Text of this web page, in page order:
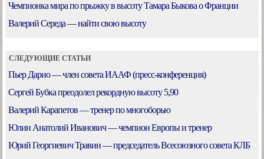
Чемпионка мира по прыжку в высоту Тамара Быкова о Франции
Валерий Середа — найти свою высоту
СЛЕДУЮЩИЕ СТАТЬИ
Пьер Дарио — член совета ИААФ (пресс-конференция)
Сергей Бубка преодолел рекордную высоту 5,90
Валерий Карапетов — тренер по многоборью
Юлин Анатолий Иванович — чемпион Европы и тренер
Юрий Георгиевич Травин — председатель Всесоюзного совета КЛБ